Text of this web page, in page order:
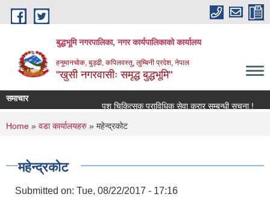
Skip to main content
बुद्धभूमि नगरपालिका, नगर कार्यपालिकाको कार्यालय
हनुमानचोक, बुड्ढी, कपिलवस्तु, लुम्बिनी प्रदेश, नेपाल
"खुसी नगरवासीः समृद्ध बुद्धभूमि"
समाचार
पशु चिकित्सक प्राविधिक सेवा करार सम्बन्धी सूचना !
You are here
Home » वडा कार्यालयहरु » महेन्द्रकोट
महेन्द्रकोट
Submitted on: Tue, 08/22/2017 - 17:16